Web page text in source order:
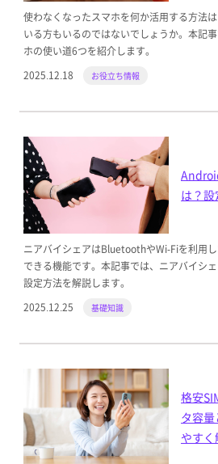
使わなくなったスマホを何か活用する方法
いる方もいるのではないでしょうか。本記
ホの使い道6つを紹介します。
2025.12.18
お役立ち情報
は？
ニアバイシェアはBluetoothやWi-Fiを利用
できる機能です。本記事では、ニアバイシェ
設定方法を解説します。
2025.12.25
基礎知識
格安
タ容
やすく